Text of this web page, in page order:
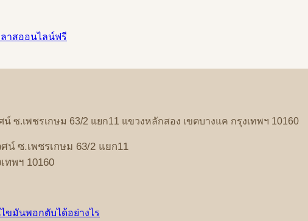
าสออนไลน์ฟรี
น์ ซ.เพชรเกษม 63/2 แยก11 แขวงหลักสอง เขตบางแค กรุงเทพฯ 10160
ศน์ ซ.เพชรเกษม 63/2 แยก11
ทพฯ 10160
ขมันพอกตับได้อย่างไร